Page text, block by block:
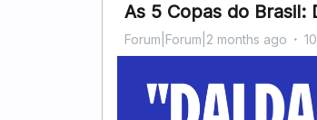
As 5 Copas do
Forum|Forum|2 months ago